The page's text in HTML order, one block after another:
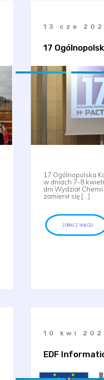
13 cze
17
17 Ogólnopolska
w dniach 7-8
dni Wydział
zamienił się […]
ZOBACZ WIĘCEJ
10 kwi
EDF